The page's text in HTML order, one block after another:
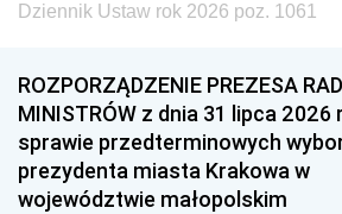
Dziennik Ustaw rok 2026 poz. 1061
ROZPORZĄDZENIE PREZESA
MINISTRÓW z dnia 31 lipca 2026
sprawie przedterminowych
prezydenta miasta Krakowa w
województwie małopolskim